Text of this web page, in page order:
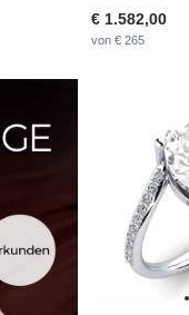
€ 1.582,00
von € 265